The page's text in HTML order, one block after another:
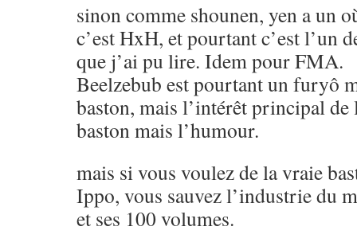
sinon comme shounen, yen a un
c’est HxH, et pourtant c’est l’un
que j’ai pu lire. Idem pour FMA.
Beelzebub est pourtant un furyô
baston, mais l’intérêt principal de
baston mais l’humour.
mais si vous voulez de la vraie
Ippo, vous sauvez l’industrie du
et ses 100 volumes.